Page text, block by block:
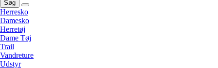
Søg
Herresko
Damesko
Herretøj
Dame Tøj
Trail
Vandreture
Udstyr